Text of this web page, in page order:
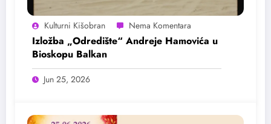
Kulturni Kišobran
Izložba „Odredište“ Andreje Hamovića u
Bioskopu Balkan
Jun 25, 2026